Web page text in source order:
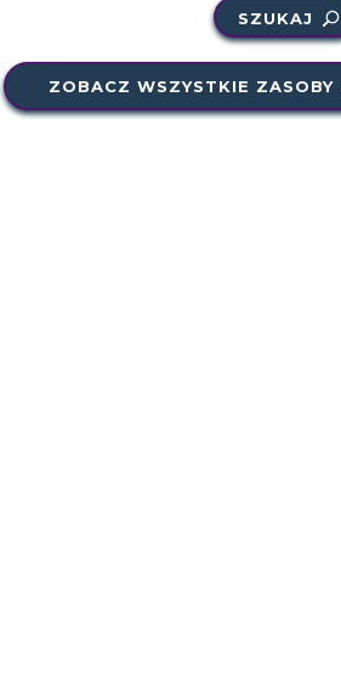
SZUKAJ
ZOBACZ WSZYSTKIE ZASOBY